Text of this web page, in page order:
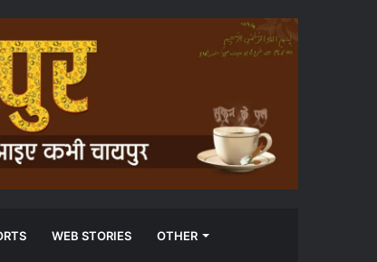
WEB STORIES OTHER